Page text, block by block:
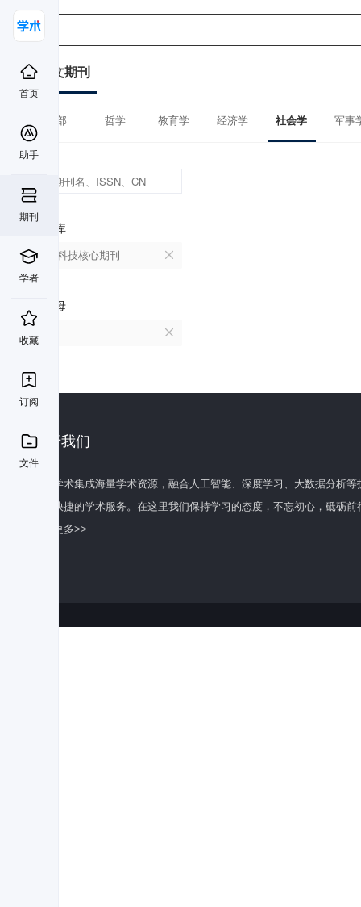
首页
助手
期刊
学者
收藏
订阅
文件
中文期刊
全部 哲学 教育学 经济学 社会学 军事
数据库
中国科技核心期刊
首字母
关于我们
百度学术集成海量学术资源，融合人工智能、深度学习、大数据分析
全面快捷的学术服务。在这里我们保持学习的态度，不忘初心，砥砺前
了解更多>>